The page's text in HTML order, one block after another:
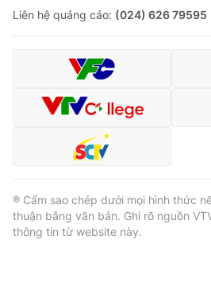
Liên hệ quảng cáo: (024) 626 79595
® Cấm sao chép dưới mọi hình thức
thuận bằng văn bản. Ghi rõ nguồn
thông tin từ website này.